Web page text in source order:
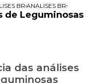
BROMATOLOGICAS PARA
ANALISES
de Leguminosas
das análises